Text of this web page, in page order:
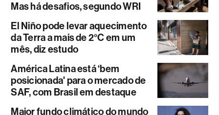
Mas há desafios, segundo WRI
El Niño pode levar aquecimento
da Terra a mais de 2°C em um
mês, diz estudo
América Latina está ‘bem
posicionada' para o mercado de
SAF, com Brasil em destaque
Maior fundo climático do mundo